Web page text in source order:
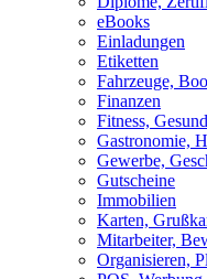
eBooks
Einladungen
Etiketten
Fahrzeuge,
Finanzen
Fitness,
Gastronomie,
Gewerbe,
Gutscheine
Immobilien
Karten,
Mitarbeiter,
Organisieren,